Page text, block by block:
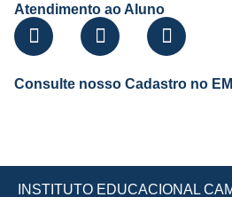
Atendimento ao Aluno
Consulte nosso Cadastro no
INSTITUTO EDUCACIONAL